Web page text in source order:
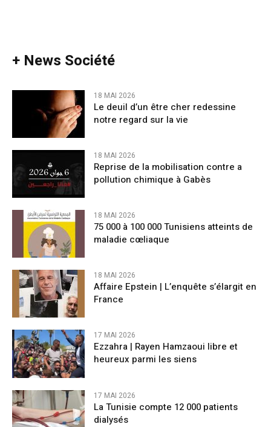
+ News Société
18 MAI 2026
Le deuil d’un être cher redessine
notre regard sur la vie
18 MAI 2026
Reprise de la mobilisation contre a
pollution chimique à Gabès
18 MAI 2026
75 000 à 100 000 Tunisiens atteints de
maladie cœliaque
18 MAI 2026
Affaire Epstein | L’enquête s’élargit en
France
17 MAI 2026
Ezzahra | Rayen Hamzaoui libre et
heureux parmi les siens
17 MAI 2026
La Tunisie compte 12 000 patients
dialysés